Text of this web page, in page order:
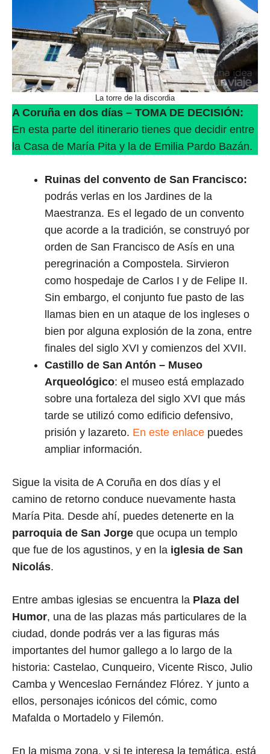
La torre de la discordia
A Coruña en dos días – TOMA DE DECISIÓN:
En esta parte del itinerario tienes que decidir entre
la Casa de María Pita y la de Emilia Pardo Bazán.
Ruinas del convento de San Francisco:
podrás verlas en los Jardines de la
Maestranza. Es el legado de un convento
que acorde a la tradición, se construyó por
orden de San Francisco de Asís en una
peregrinación a Compostela. Sirvieron
como hospedaje de Carlos I y de Felipe II.
Sin embargo, el conjunto fue pasto de las
llamas bien en un ataque de los ingleses o
bien por alguna explosión de la zona, entre
finales del siglo XVI y comienzos del XVII.
Castillo de San Antón – Museo
Arqueológico: el museo está emplazado
sobre una fortaleza del siglo XVI que más
tarde se utilizó como edificio defensivo,
prisión y lazareto. En este enlace puedes
ampliar información.
Sigue la visita de A Coruña en dos días y el
camino de retorno conduce nuevamente hasta
María Pita. Desde ahí, puedes detenerte en la
parroquia de San Jorge que ocupa un templo
que fue de los agustinos, y en la iglesia de San
Nicolás.
Entre ambas iglesias se encuentra la Plaza del
Humor, una de las plazas más particulares de la
ciudad, donde podrás ver a las figuras más
importantes del humor gallego a lo largo de la
historia: Castelao, Cunqueiro, Vicente Risco, Julio
Camba y Wenceslao Fernández Flórez. Y junto a
ellos, personajes icónicos del cómic, como
Mafalda o Mortadelo y Filemón.
En la misma zona, y si te interesa la temática, está